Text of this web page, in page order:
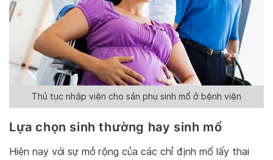
Thủ tục nhập viện cho sản phụ sinh mổ ở bệnh viện
Lựa chọn sinh thường hay sinh mổ
Hiện nay với sự mở rộng của các chỉ định mổ lấy thai